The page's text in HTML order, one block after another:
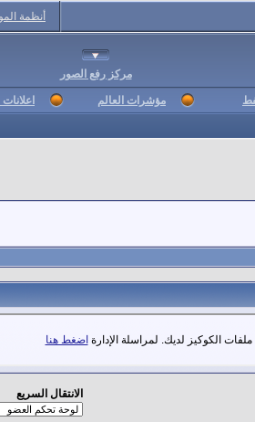
أنظمة
مركز رفع الصور
مؤشرات العالم
الكوكيز لديك. لمراسلة الإدارة اضغط هنا
الانتقال السريع